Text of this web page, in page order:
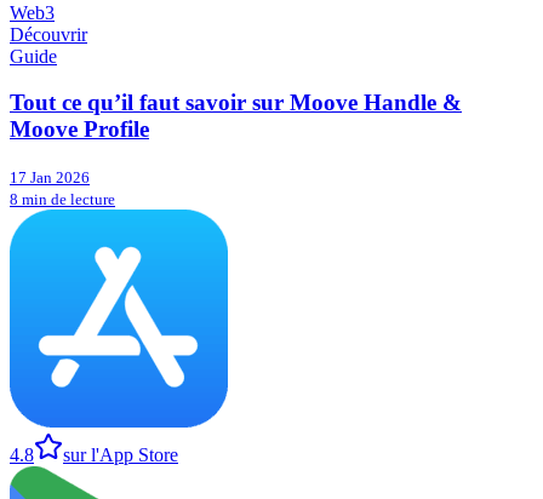
Web3
Découvrir
Guide
Tout ce qu’il faut savoir sur Moove Handle &
Moove Profile
17 Jan 2026
8 min de lecture
4.8 sur l'App Store